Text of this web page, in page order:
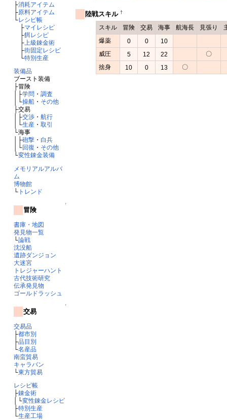
├消耗アイテム
├原料アイテム
└レシピ帳
├マイレシピ
├餌レシピ
├上級錬金術
├街固定レシピ
└特別生産
装備品
ブースト装備
├冒険
│├学問 ・ 調査
│└操船・ その他
├交易
│├交渉・ 航行
│└生産・ 取引
└海事
│├砲撃・ 白兵
│└回復 ・ その他
└変性錬金装備
メモリアルアルバ
ム
博物館
└トレンド
↑
冒険
書庫・地図
発見物一覧
└論戦
沈没船
遺跡ダンジョン
大迷宮
トレジャーハント
古代技術研究
伝承発見物
ゴールドラッシュ
↑
交易
交易品
├都市別
├品目別
└名産品
南蛮貿易
キャラバン
└東方貿易
レシピ帳
├錬金術
│└変性錬金レシピ
├特別生産
└生産工場
陸戦スキル†
スキル 冒険 交易 海事 航海長 見張り
爆薬
0 0
10
威圧
5 12 22
〇
捨身
10 0 13 〇